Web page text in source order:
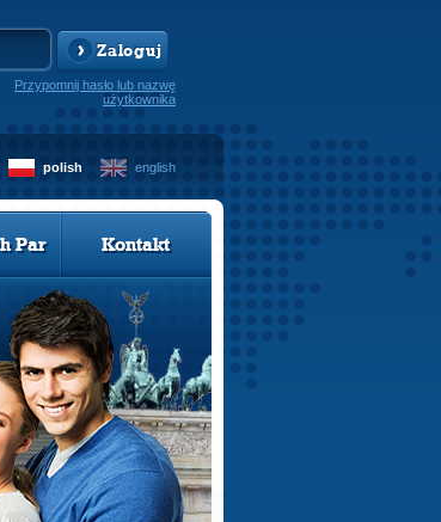
Zaloguj
Przypomnij hasło lub nazwę
użytkownika
polish english
Par Kontakt